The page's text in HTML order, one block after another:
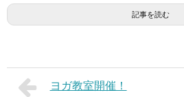
記事を読む
ヨガ教室開催！